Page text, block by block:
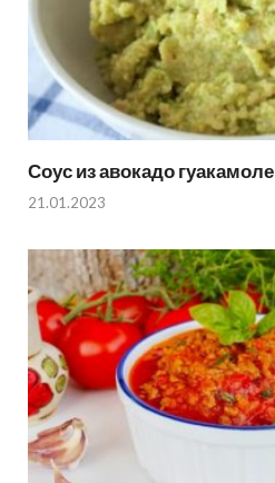
Соус из авокадо гуакамоле
21.01.2023